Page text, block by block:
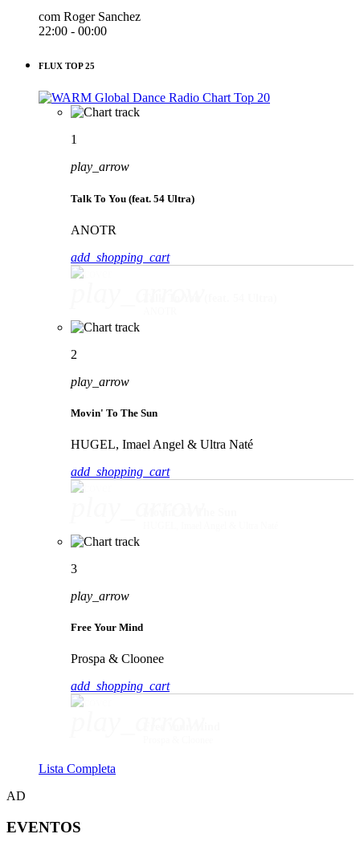
com Roger Sanchez
22:00 - 00:00
FLUX TOP 25
1
play_arrow
Talk To You (feat. 54 Ultra)
ANOTR
add_shopping_cart
2
play_arrow
Movin' To The Sun
HUGEL, Imael Angel & Ultra Naté
add_shopping_cart
3
play_arrow
Free Your Mind
Prospa & Cloonee
add_shopping_cart
Lista Completa
AD
EVENTOS